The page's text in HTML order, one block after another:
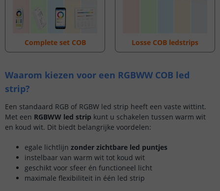
Complete set COB Losse COB ledstrips
Waarom kiezen voor een RGBWW COB led
strip?
Een standaard RGB of RGBW led strip heeft een vaste wittint.
Met een RGBWW led strip kunt u schakelen tussen warm wit
en koud wit. Dit biedt belangrijke voordelen:
egale lichtlijn zonder zichtbare led puntjes
instelbaar van warm wit tot koud wit
geschikt voor sfeer én functioneel licht
maximale flexibiliteit in één led strip